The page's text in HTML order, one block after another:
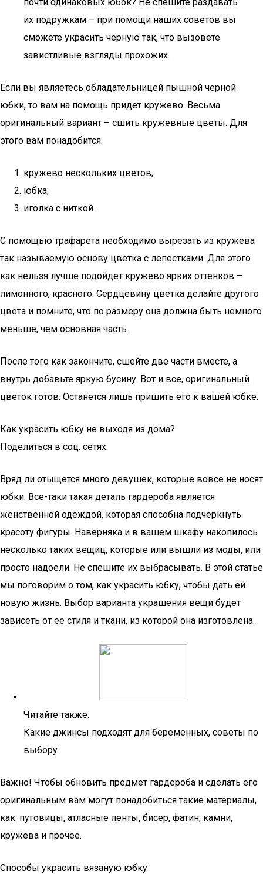
их подружкам – при помощи наших советов вы
сможете украсить черную так, что вызовете
завистливые взгляды прохожих.
Если вы являетесь обладательницей пышной черной
юбки, то вам на помощь придет кружево. Весьма
оригинальный вариант – сшить кружевные цветы. Для
этого вам понадобится:
кружево нескольких цветов;
юбка;
иголка с ниткой.
С помощью трафарета необходимо вырезать из кружева
так называемую основу цветка с лепестками. Для этого
как нельзя лучше подойдет кружево ярких оттенков –
лимонного, красного. Сердцевину цветка делайте другого
цвета и помните, что по размеру она должна быть немного
меньше, чем основная часть.
После того как закончите, сшейте две части вместе, а
внутрь добавьте яркую бусину. Вот и все, оригинальный
цветок готов. Останется лишь пришить его к вашей юбке.
Как украсить юбку не выходя из дома?
Поделиться в соц. сетях:
Вряд ли отыщется много девушек, которые вовсе не носят
юбки. Все-таки такая деталь гардероба является
женственной одеждой, которая способна подчеркнуть
красоту фигуры. Наверняка и в вашем шкафу накопилось
несколько таких вещиц, которые или вышли из моды, или
просто надоели. Не спешите их выбрасывать. В этой статье
мы поговорим о том, как украсить юбку, чтобы дать ей
новую жизнь. Выбор варианта украшения вещи будет
зависеть от ее стиля и ткани, из которой она изготовлена.
Читайте также:
Какие джинсы подходят для беременных, советы по
выбору
Важно! Чтобы обновить предмет гардероба и сделать его
оригинальным вам могут понадобиться такие материалы,
как: пуговицы, атласные ленты, бисер, фатин, камни,
кружева и прочее.
Способы украсить вязаную юбку